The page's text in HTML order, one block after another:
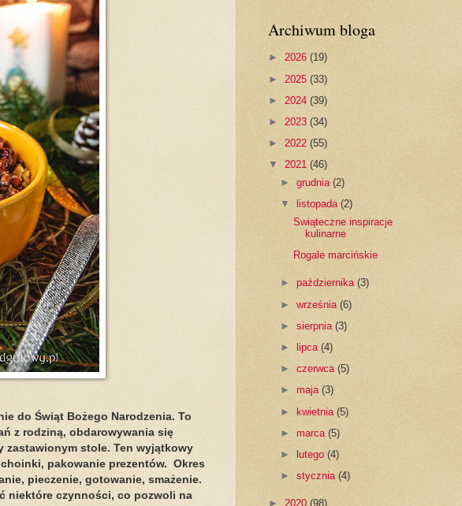
do Świąt Bożego Narodzenia. To
z rodziną, obdarowywania się
zastawionym stole. Ten wyjątkowy
pakowanie prezentów. Okres
pieczenie, gotowanie, smażenie.
niektóre czynności, co pozwoli na
Archiwum bloga
► 2026 (19)
► 2025 (33)
► 2024 (39)
► 2023 (34)
► 2022 (55)
▼ 2021 (46)
► grudnia (2)
▼
listopada (2)
Swiąteczne inspiracje
kulinarne
Rogale marcińskie
► października (3)
► września (6)
► sierpnia (3)
►
lipca (4)
► czerwca (5)
► maja (3)
► kwietnia (5)
► marca (5)
►
lutego (4)
► stycznia (4)
► 2020 (98)